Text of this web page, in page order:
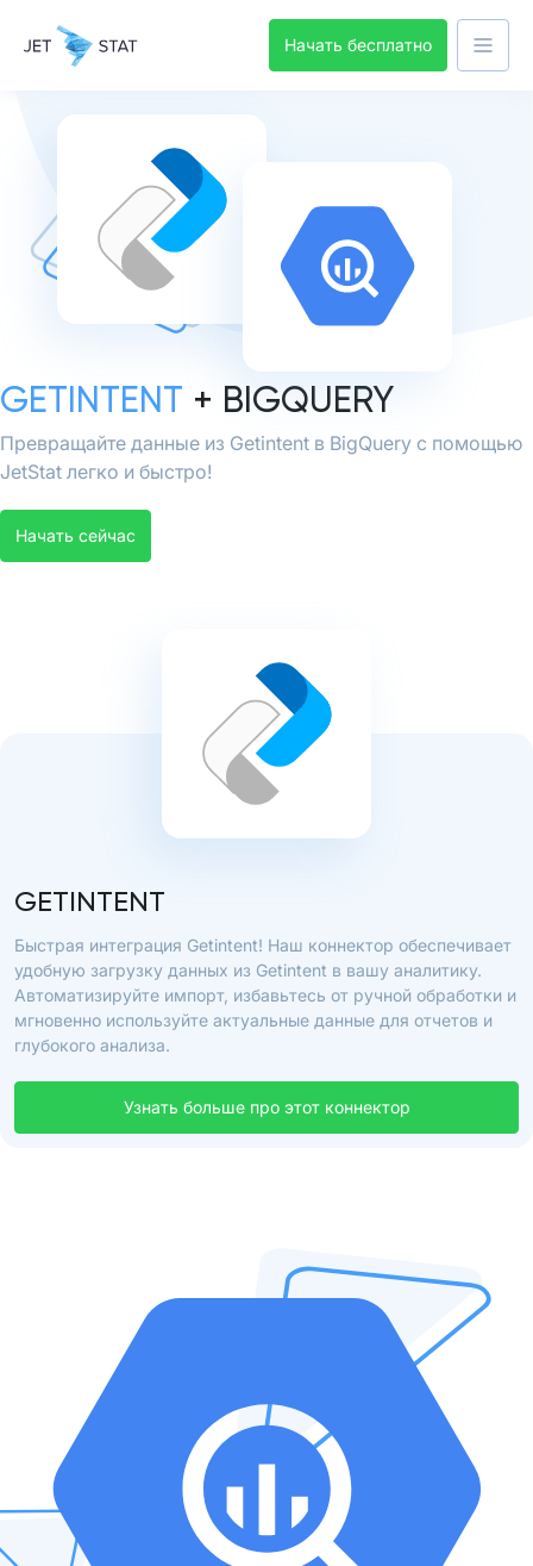
Начать бесплатно
GETINTENT + BIGQUERY
Превращайте данные из Getintent в BigQuery с помощью
JetStat легко и быстро!
Начать сейчас
GETINTENT
Быстрая интеграция Getintent! Наш коннектор обеспечивает
удобную загрузку данных из Getintent в вашу аналитику.
Автоматизируйте импорт, избавьтесь от ручной обработки и
мгновенно используйте актуальные данные для отчетов и
глубокого анализа.
Узнать больше про этот коннектор